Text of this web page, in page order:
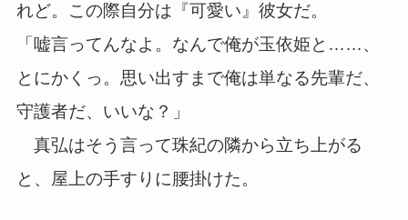
れど。この際自分は『可愛い』彼女だ。
「嘘言ってんなよ。なんで俺が玉依姫と……、
とにかくっ。思い出すまで俺は単なる先輩だ、
守護者だ、いいな？」
真弘はそう言って珠紀の隣から立ち上がる
と、屋上の手すりに腰掛けた。